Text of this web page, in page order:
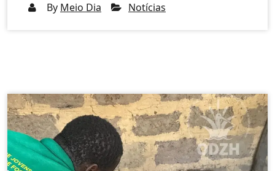
By Meio Dia Notícias